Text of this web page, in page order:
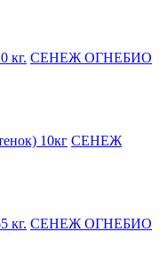
СЕНЕЖ ОГНЕБИО
СЕНЕЖ
СЕНЕЖ ОГНЕБИО